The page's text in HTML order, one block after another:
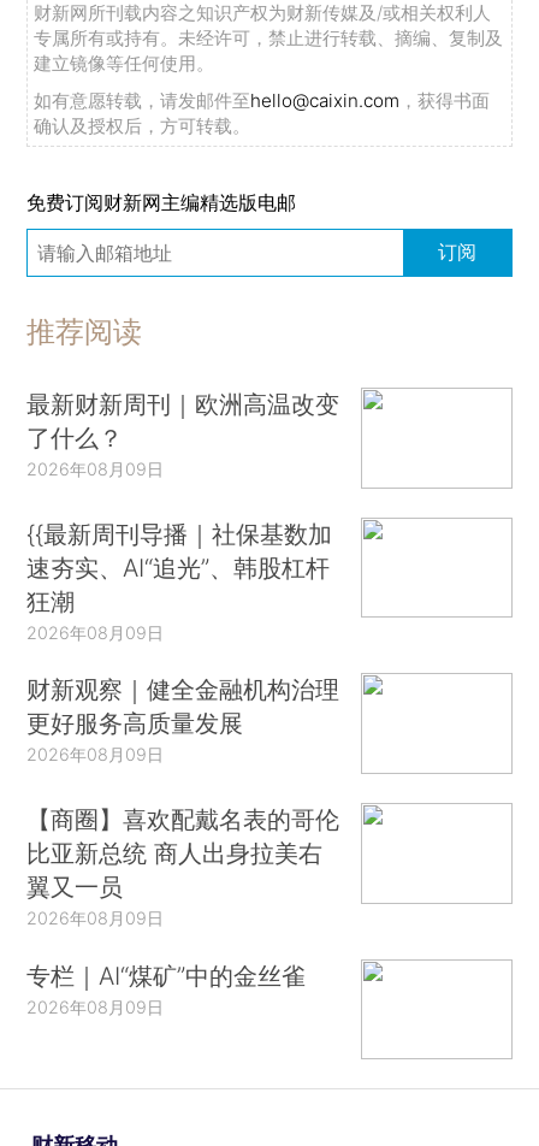
财新网所刊载内容之知识产权为财新传媒及/或相关权利人
专属所有或持有。未经许可，禁止进行转载、摘编、复制及
建立镜像等任何使用。
如有意愿转载，请发邮件至hello@caixin.com ，获得书面
确认及授权后，方可转载。
免费订阅财新网主编精选版电邮
订阅
推荐阅读
最新财新周刊｜欧洲高温改变
了什么？
2026年08月09日
{{最新周刊导播｜社保基数加
速夯实、AI“追光”、韩股杠杆
狂潮
2026年08月09日
财新观察｜健全金融机构治理
更好服务高质量发展
2026年08月09日
【商圈】喜欢配戴名表的哥伦
比亚新总统 商人出身拉美右
翼又一员
2026年08月09日
专栏｜AI“煤矿”中的金丝雀
2026年08月09日